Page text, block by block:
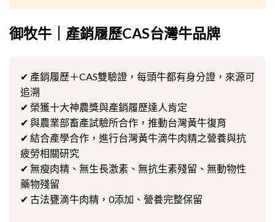
御牧牛｜產銷履歷CAS台灣牛品牌
✔ 產銷履歷＋CAS雙驗證，每頭牛都有身分證，來源可
追溯
✔ 榮獲十大神農獎與產銷履歷達人肯定
✔ 與農業部畜產試驗所合作，推動台灣黃牛復育
✔ 結合產學合作，進行台灣黃牛滴牛肉精之營養與抗
疲勞相關研究
✔ 無瘦肉精、無生長激素、無抗生素殘留、無動物性
藥物殘留
✔ 古法甕滴牛肉精，0添加、營養完整保留